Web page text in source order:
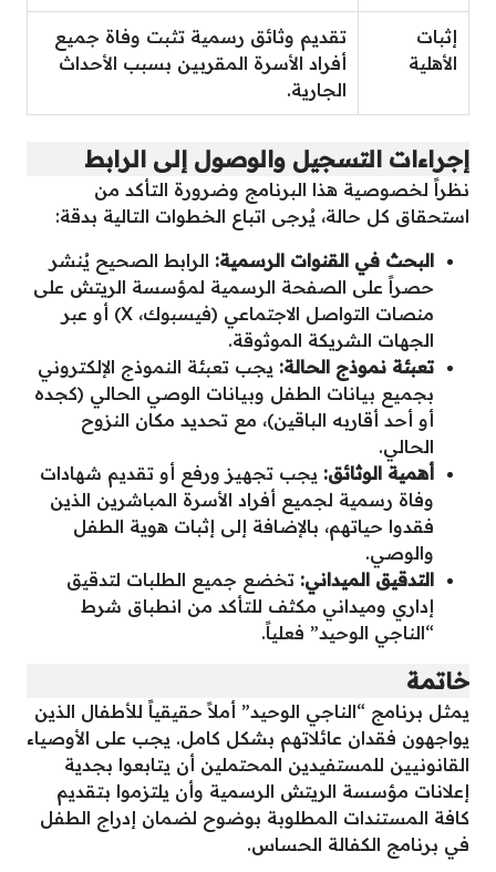
إثبات
الأهلية
تقديم وثائق رسمية تثبت وفاة جميع
أفراد الأسرة المقربين بسبب الأحداث
الجارية.
إجراءات التسجيل والوصول إلى الرابط
نظراً لخصوصية هذا البرنامج وضرورة التأكد من
استحقاق كل حالة، يُرجى اتباع الخطوات التالية بدقة:
البحث في القنوات الرسمية: الرابط الصحيح يُنشر
حصراً على الصفحة الرسمية لمؤسسة الريتش على
منصات التواصل الاجتماعي (فيسبوك، X) أو عبر
الجهات الشريكة الموثوقة.
تعبئة نموذج الحالة: يجب تعبئة النموذج الإلكتروني
بجميع بيانات الطفل وبيانات الوصي الحالي (كجده
أو أحد أقاربه الباقين)، مع تحديد مكان النزوح
الحالي.
أهمية الوثائق: يجب تجهيز ورفع أو تقديم شهادات
وفاة رسمية لجميع أفراد الأسرة المباشرين الذين
فقدوا حياتهم، بالإضافة إلى إثبات هوية الطفل
والوصي.
التدقيق الميداني: تخضع جميع الطلبات لتدقيق
إداري وميداني مكثف للتأكد من انطباق شرط
“الناجي الوحيد” فعلياً.
خاتمة
يمثل برنامج “الناجي الوحيد” أملاً حقيقياً للأطفال الذين
يواجهون فقدان عائلاتهم بشكل كامل. يجب على الأوصياء
القانونيين للمستفيدين المحتملين أن يتابعوا بجدية
إعلانات مؤسسة الريتش الرسمية وأن يلتزموا بتقديم
كافة المستندات المطلوبة بوضوح لضمان إدراج الطفل
في برنامج الكفالة الحساس.